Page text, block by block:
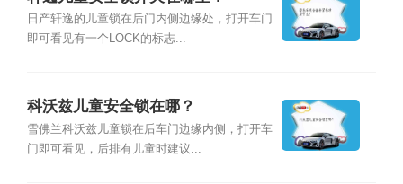
日产轩逸的儿童锁在后门内侧边缘处，打开车门
即可看见有一个LOCK的标志...
科沃兹儿童安全锁在哪？
雪佛兰科沃兹儿童锁在后车门边缘内侧，打开车
门即可看见，后排有儿童时建议...